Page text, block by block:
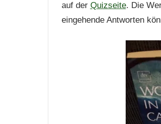
auf der Quizseite. Die
eingehende Antworten